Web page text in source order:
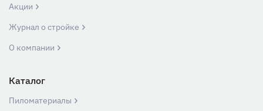
Акции
Журнал о стройке
О компании
Каталог
Пиломатериалы